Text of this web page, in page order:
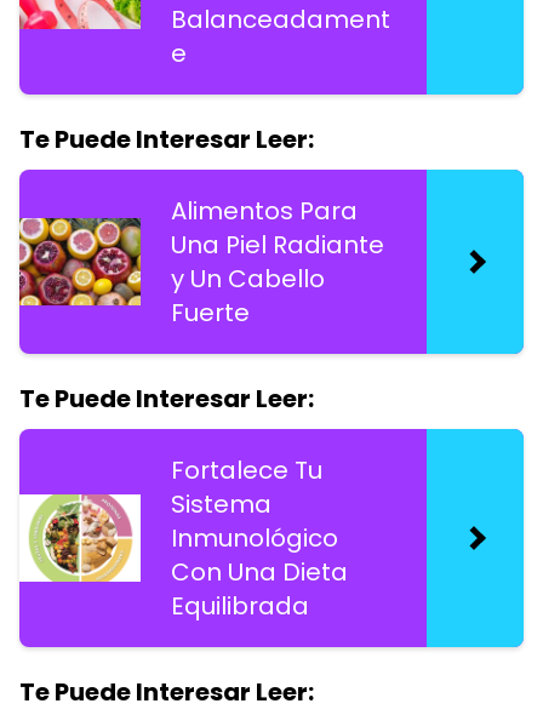
Balanceadament
e
Te Puede Interesar Leer:
Alimentos Para
Una Piel Radiante
y Un Cabello
Fuerte
Te Puede Interesar Leer:
Fortalece Tu
Sistema
Inmunológico
Con Una Dieta
Equilibrada
Te Puede Interesar Leer: